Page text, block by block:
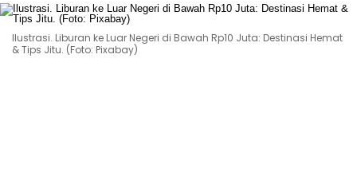
Ilustrasi. Liburan ke Luar Negeri di Bawah Rp10 Juta: Destinasi Hemat
& Tips Jitu. (Foto: Pixabay)